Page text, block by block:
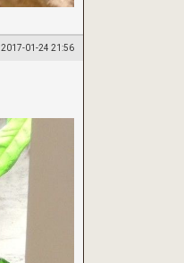
2017-01-24 21:56